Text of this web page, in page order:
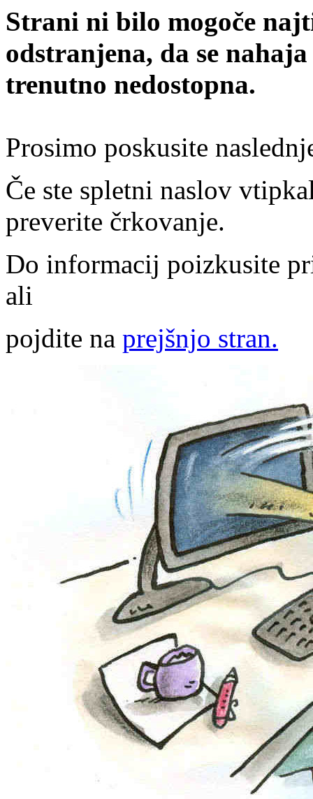
Strani ni bilo mogoče
odstranjena, da se
trenutno nedostopna.
Prosimo poskusite
Če ste spletni naslov
preverite črkovanje.
Do informacij poizkusite
ali
pojdite na prejšnjo stran.